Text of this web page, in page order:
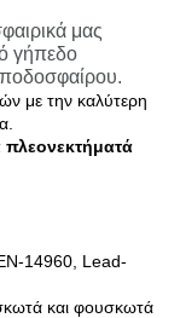
μας
γήπεδο
με την καλύτερη
πλεονεκτήματά
14960, Lead-
και φουσκωτά